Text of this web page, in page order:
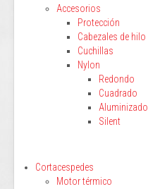
Accesorios
Protección
Cabezales de hilo
Cuchillas
Nylon
Redondo
Cuadrado
Aluminizado
Silent
Cortacespedes
Motor térmico